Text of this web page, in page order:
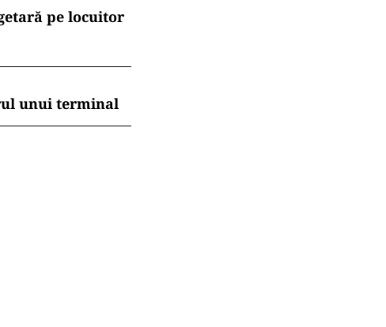
pe locuitor
unui terminal